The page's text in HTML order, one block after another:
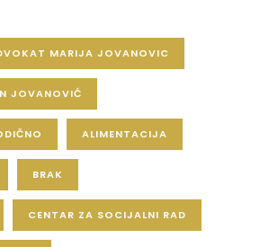
MARIJA JOVANOVIC
JOVANOVIĆ
ALIMENTACIJA
BRAK
CENTAR ZA SOCIJALNI RAD